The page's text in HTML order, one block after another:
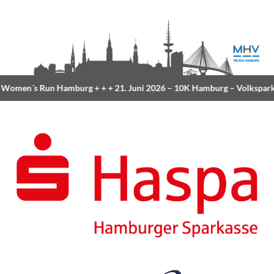
Run Hamburg+ + +21. Juni 2026 –10K Hamburg– Volkspark